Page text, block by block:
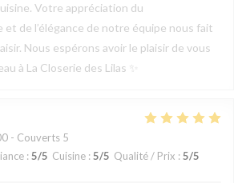
Votre appréciation du
et de l’élégance de notre équipe nous fait
Nous espérons avoir le plaisir de vous
à La Closerie des Lilas ✨
- Couverts 5
: 5/5 Cuisine : 5/5 Qualité / Prix : 5/5